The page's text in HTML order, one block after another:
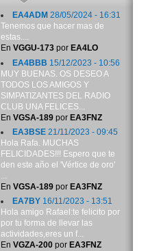
EA4ADM 28/05/2024 - 16:31
Tenemos que hacer mas de
estas....
En VGGU-173por EA4LO
EA4BBB 15/12/2023 - 10:56
MUY BUENAS. OS DESEO A
TODOS LOS AMIGOS Y
SIMPATIZANTES DEL RADIO
CLUB UNA FELICES...
En VGSA-189por EA3FNZ
EA3BSE21/11/2023 - 09:45
Hola Rafa. MUCHAS
FELICIDADES!!! Espero que te
den este año el 'Vértice de oro'
...
En VGSA-189por EA3FNZ
EA7BY16/11/2023 - 13:51
Hola amigo Rafael:te felicito por
por tu forma de llevar las
actividades,eres un f...
En VGZA-200por EA3FNZ